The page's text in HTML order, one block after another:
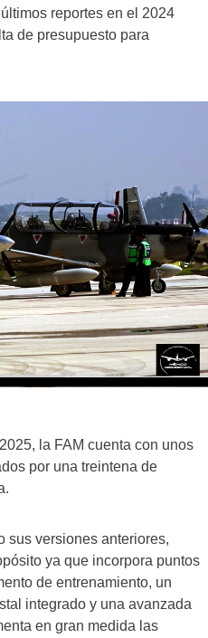
reportes en el 2024
de presupuesto para
la FAM cuenta con unos
por una treintena de
sus versiones anteriores,
ya que incorpora puntos
de entrenamiento, un
integrado y una avanzada
en gran medida las